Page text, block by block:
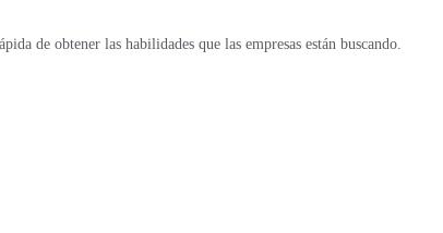
de obtener las habilidades que las empresas están buscando.